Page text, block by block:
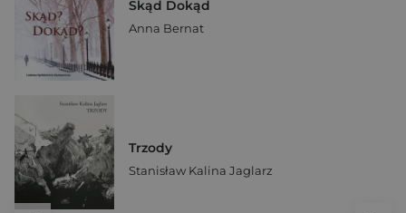
Skąd Dokąd
Anna Bernat
Trzody
Stanisław Kalina Jaglarz